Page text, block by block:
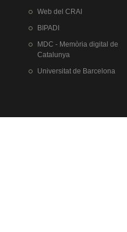
Web del CRAI
BIPADI
MDC - Memòria digital de
Catalunya
Universitat de Barcelona